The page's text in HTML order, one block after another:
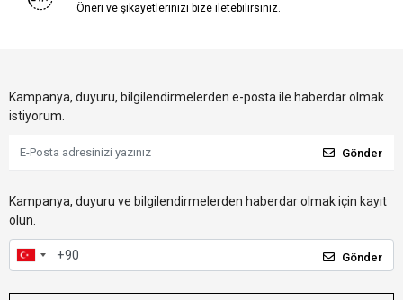
Öneri ve şikayetlerinizi bize iletebilirsiniz.
Kampanya, duyuru, bilgilendirmelerden e-posta ile haberdar olmak
istiyorum.
Gönder
Kampanya, duyuru ve bilgilendirmelerden haberdar olmak için kayıt
olun.
Gönder